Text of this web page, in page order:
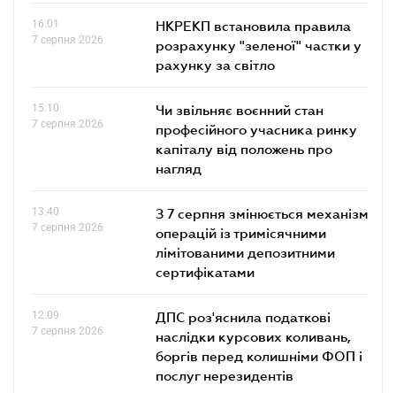
16.01
7 серпня 2026
НКРЕКП встановила правила
розрахунку "зеленої" частки у
рахунку за світло
15.10
7 серпня 2026
Чи звільняє воєнний стан
професійного учасника ринку
капіталу від положень про
нагляд
13.40
7 серпня 2026
З 7 серпня змінюється механізм
операцій із тримісячними
лімітованими депозитними
сертифікатами
12.09
7 серпня 2026
ДПС роз'яснила податкові
наслідки курсових коливань,
боргів перед колишніми ФОП і
послуг нерезидентів